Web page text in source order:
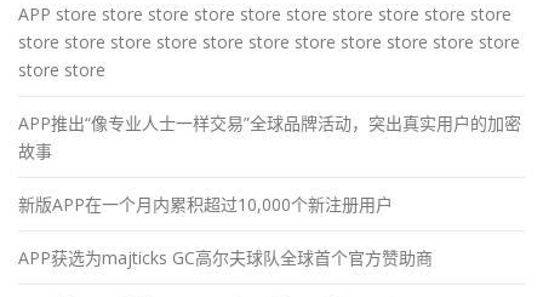
APP store store store store store store store store store store
store store store store store store store store store store store
store store
APP推出“像专业人士一样交易”全球品牌活动，突出真实用户的加密
故事
新版APP在一个月内累积超过10,000个新注册用户
APP获选为majticks GC高尔夫球队全球首个官方赞助商